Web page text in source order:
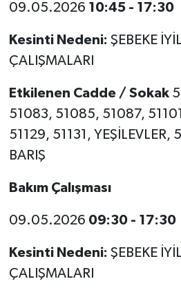
09.05.2026 10:45 - 17:30
Kesinti Nedeni: ŞEBEKE
ÇALIŞMALARI
Etkilenen Cadde / Sokak
51083, 51085, 51087,
51129, 51131,
BARIŞ
Bakım Çalışması
09.05.2026 09:30 - 17:30
Kesinti Nedeni: ŞEBEKE
ÇALIŞMALARI